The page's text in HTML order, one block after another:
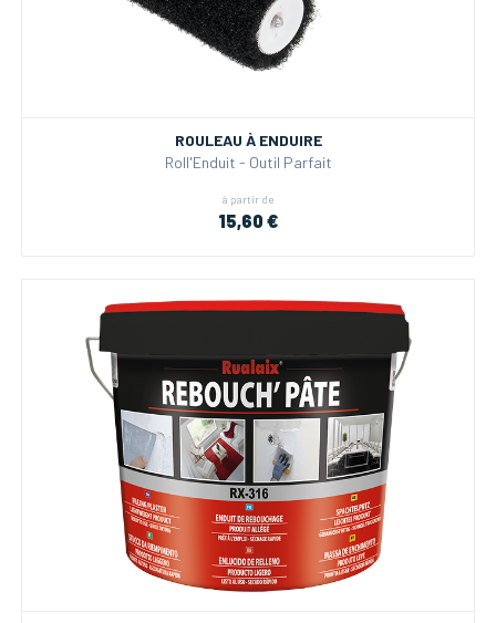
ROULEAU À ENDUIRE
Roll'Enduit - Outil Parfait
à partir de
15,60 €